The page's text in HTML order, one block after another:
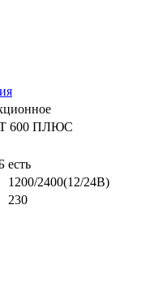
600 ПЛЮС
есть
1200/2400(12/24В)
230